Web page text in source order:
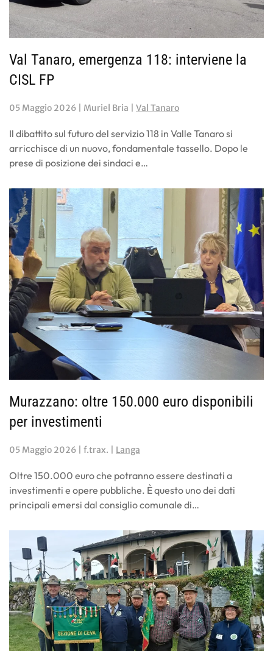
Val Tanaro, emergenza 118: interviene la
CISL FP
05 Maggio 2026 | Muriel Bria | Val Tanaro
Il dibattito sul futuro del servizio 118 in Valle Tanaro si
arricchisce di un nuovo, fondamentale tassello. Dopo le
prese di posizione dei sindaci e…
Murazzano: oltre 150.000 euro disponibili
per investimenti
05 Maggio 2026 | f.trax. | Langa
Oltre 150.000 euro che potranno essere destinati a
investimenti e opere pubbliche. È questo uno dei dati
principali emersi dal consiglio comunale di…